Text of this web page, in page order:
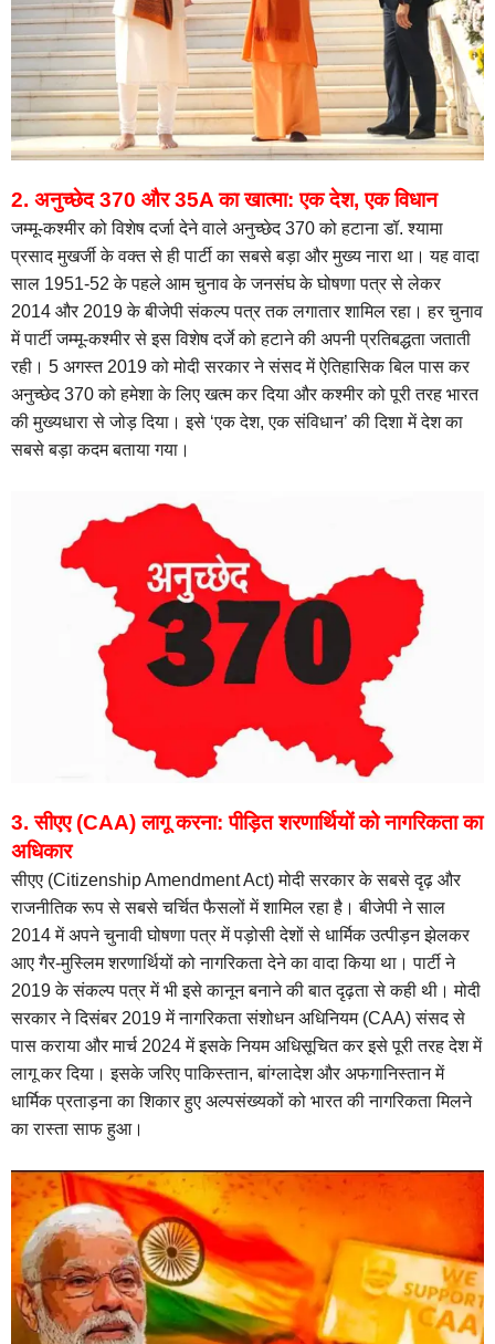
2. अनुच्छेद 370 और 35A का खात्मा: एक देश, एक विधान
जम्मू-कश्मीर को विशेष दर्जा देने वाले अनुच्छेद 370 को हटाना डॉ. श्यामा
प्रसाद मुखर्जी के वक्त से ही पार्टी का सबसे बड़ा और मुख्य नारा था। यह वादा
साल 1951-52 के पहले आम चुनाव के जनसंघ के घोषणा पत्र से लेकर
2014 और 2019 के बीजेपी संकल्प पत्र तक लगातार शामिल रहा। हर चुनाव
में पार्टी जम्मू-कश्मीर से इस विशेष दर्जे को हटाने की अपनी प्रतिबद्धता जताती
रही। 5 अगस्त 2019 को मोदी सरकार ने संसद में ऐतिहासिक बिल पास कर
अनुच्छेद 370 को हमेशा के लिए खत्म कर दिया और कश्मीर को पूरी तरह भारत
की मुख्यधारा से जोड़ दिया। इसे ‘एक देश, एक संविधान’ की दिशा में देश का
सबसे बड़ा कदम बताया गया।
3. सीएए (CAA) लागू करना: पीड़ित शरणार्थियों को नागरिकता का
अधिकार
सीएए (Citizenship Amendment Act) मोदी सरकार के सबसे दृढ़ और
राजनीतिक रूप से सबसे चर्चित फैसलों में शामिल रहा है। बीजेपी ने साल
2014 में अपने चुनावी घोषणा पत्र में पड़ोसी देशों से धार्मिक उत्पीड़न झेलकर
आए गैर-मुस्लिम शरणार्थियों को नागरिकता देने का वादा किया था। पार्टी ने
2019 के संकल्प पत्र में भी इसे कानून बनाने की बात दृढ़ता से कही थी। मोदी
सरकार ने दिसंबर 2019 में नागरिकता संशोधन अधिनियम (CAA) संसद से
पास कराया और मार्च 2024 में इसके नियम अधिसूचित कर इसे पूरी तरह देश में
लागू कर दिया। इसके जरिए पाकिस्तान, बांग्लादेश और अफगानिस्तान में
धार्मिक प्रताड़ना का शिकार हुए अल्पसंख्यकों को भारत की नागरिकता मिलने
का रास्ता साफ हुआ।